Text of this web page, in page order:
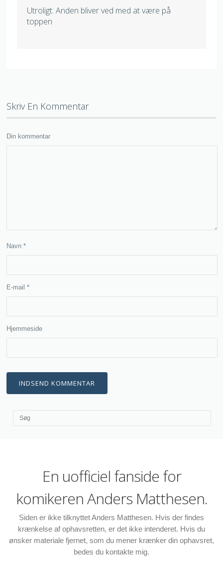
Utroligt: Anden bliver ved med at være på
toppen
Skriv En Kommentar
Din kommentar
Navn*
E-mail*
Hjemmeside
En uofficiel fanside for
komikeren Anders Matthesen.
Siden er ikke tilknyttet Anders Matthesen. Hvis der findes
krænkelse af ophavsretten, er det ikke intenderet. Hvis du
ønsker materiale fjernet, som du mener krænker din ophavsret,
bedes du kontakte mig.